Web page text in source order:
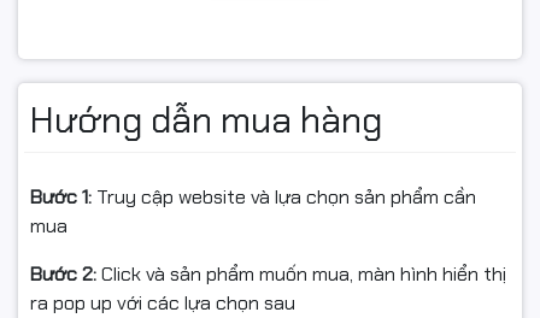
10 nhân (6 P-Core + 4 E-Core)
Nhờ kiến trúc Hybrid tiên tiến của Intel, CPU có khả
năng phân chia tác vụ thông minh giữa hiệu năng cao
và tiết kiệm điện năng. Điều này giúp máy vận hành
mượt mà khi mở nhiều ứng dụng cùng lúc như Chrome
Hướng dẫn mua hàng
Bước 1: Truy cập website và lựa chọn sản phẩm cần
mua
Bước 2:Click và sản phẩm muốn mua, màn hình hiển thị
ra pop up với các lựa chọn sau